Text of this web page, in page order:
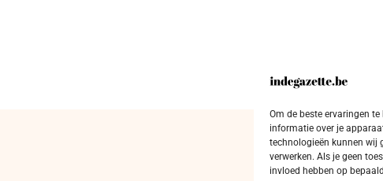
Om de beste ervaringen
informatie over je
technologieën kunnen wij
verwerken. Als je geen
invloed hebben op